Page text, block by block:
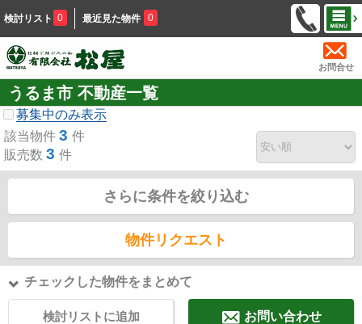
検討リスト 0 最近見た物件 0
お問合せ
うるま市 不動産一覧
募集中のみ表示
該当物件 3 件
販売数 3 件
さらに条件を絞り込む
物件リクエスト
チェックした物件をまとめて
検討リストに追加 お問い合わせ